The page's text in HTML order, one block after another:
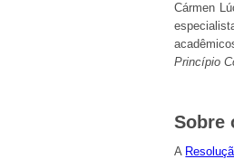
Cármen
Princípio
Sobre
A